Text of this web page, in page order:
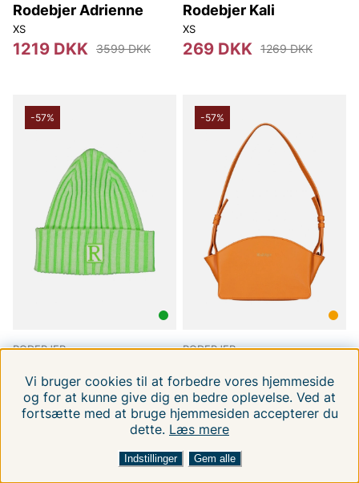
FILTRERA EFTER SORTER EFTER:
Rodebjer Adrienne
XS
1219 DKK 3599 DKK
Rodebjer Kali
XS
269 DKK 1269 DKK
-57%
RODEBJER
ONE SIZE
239 DKK 559.00 DKK
-57%
RODEBJER
ONE SIZE
1539 DKK 3599.00 DKK
Vi bruger cookies til at forbedre vores hjemmeside
og for at kunne give dig en bedre oplevelse. Ved at
fortsætte med at bruge hjemmesiden accepterer du
dette. Læs mere
Indstillinger Gem alle